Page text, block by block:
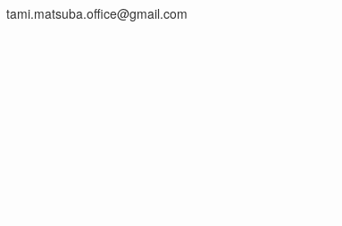
tami.matsuba.office@gmail.com